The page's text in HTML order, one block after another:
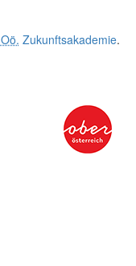
Oö. Zukunftsakademie.